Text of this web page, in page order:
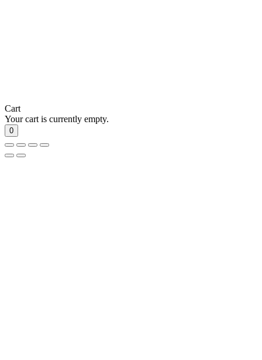
Cart
Your cart is currently empty.
0